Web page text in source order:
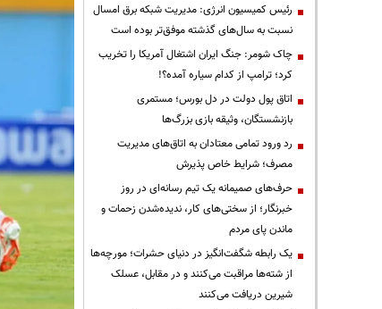
رئیس کمیسیون انرژی: مدیریت شبکه برق امسال
نسبت به سال‌های گذشته موفق‌تر بوده است
چاک شومر: جنگ ایران اشتغال آمریکا را تخریب
کرد؛ ترامپ از کدام سیاره آمده؟!
اتاق پول دولت در دل بورس؛ مستمری
بازنشستگان، وثیقه بازی بزرگ‌ها
رد ورود تمامی معتادان به اتاق‌های مدیریت
مصرف؛ شرایط خاص پذیرش
حرف‌های صمیمانه یک تیم رسانه‌ای در روز
خبرنگار؛ از سختی‌های کار، ندیده‌شدن زحمات و
ماندن پای مردم
یک رابطه شگفت‌انگیز در دنیای حشرات؛ مورچه‌ها
از شته‌ها مراقبت می‌کنند و در مقابل، عسلک
شیرین دریافت می‌کنند